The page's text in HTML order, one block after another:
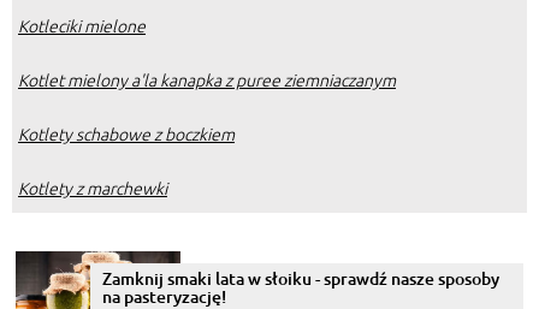
Kotleciki mielone
Kotlet mielony a'la kanapka z puree ziemniaczanym
Kotlety schabowe z boczkiem
Kotlety z marchewki
Zamknij smaki lata w słoiku - sprawdź nasze sposoby
na pasteryzację!